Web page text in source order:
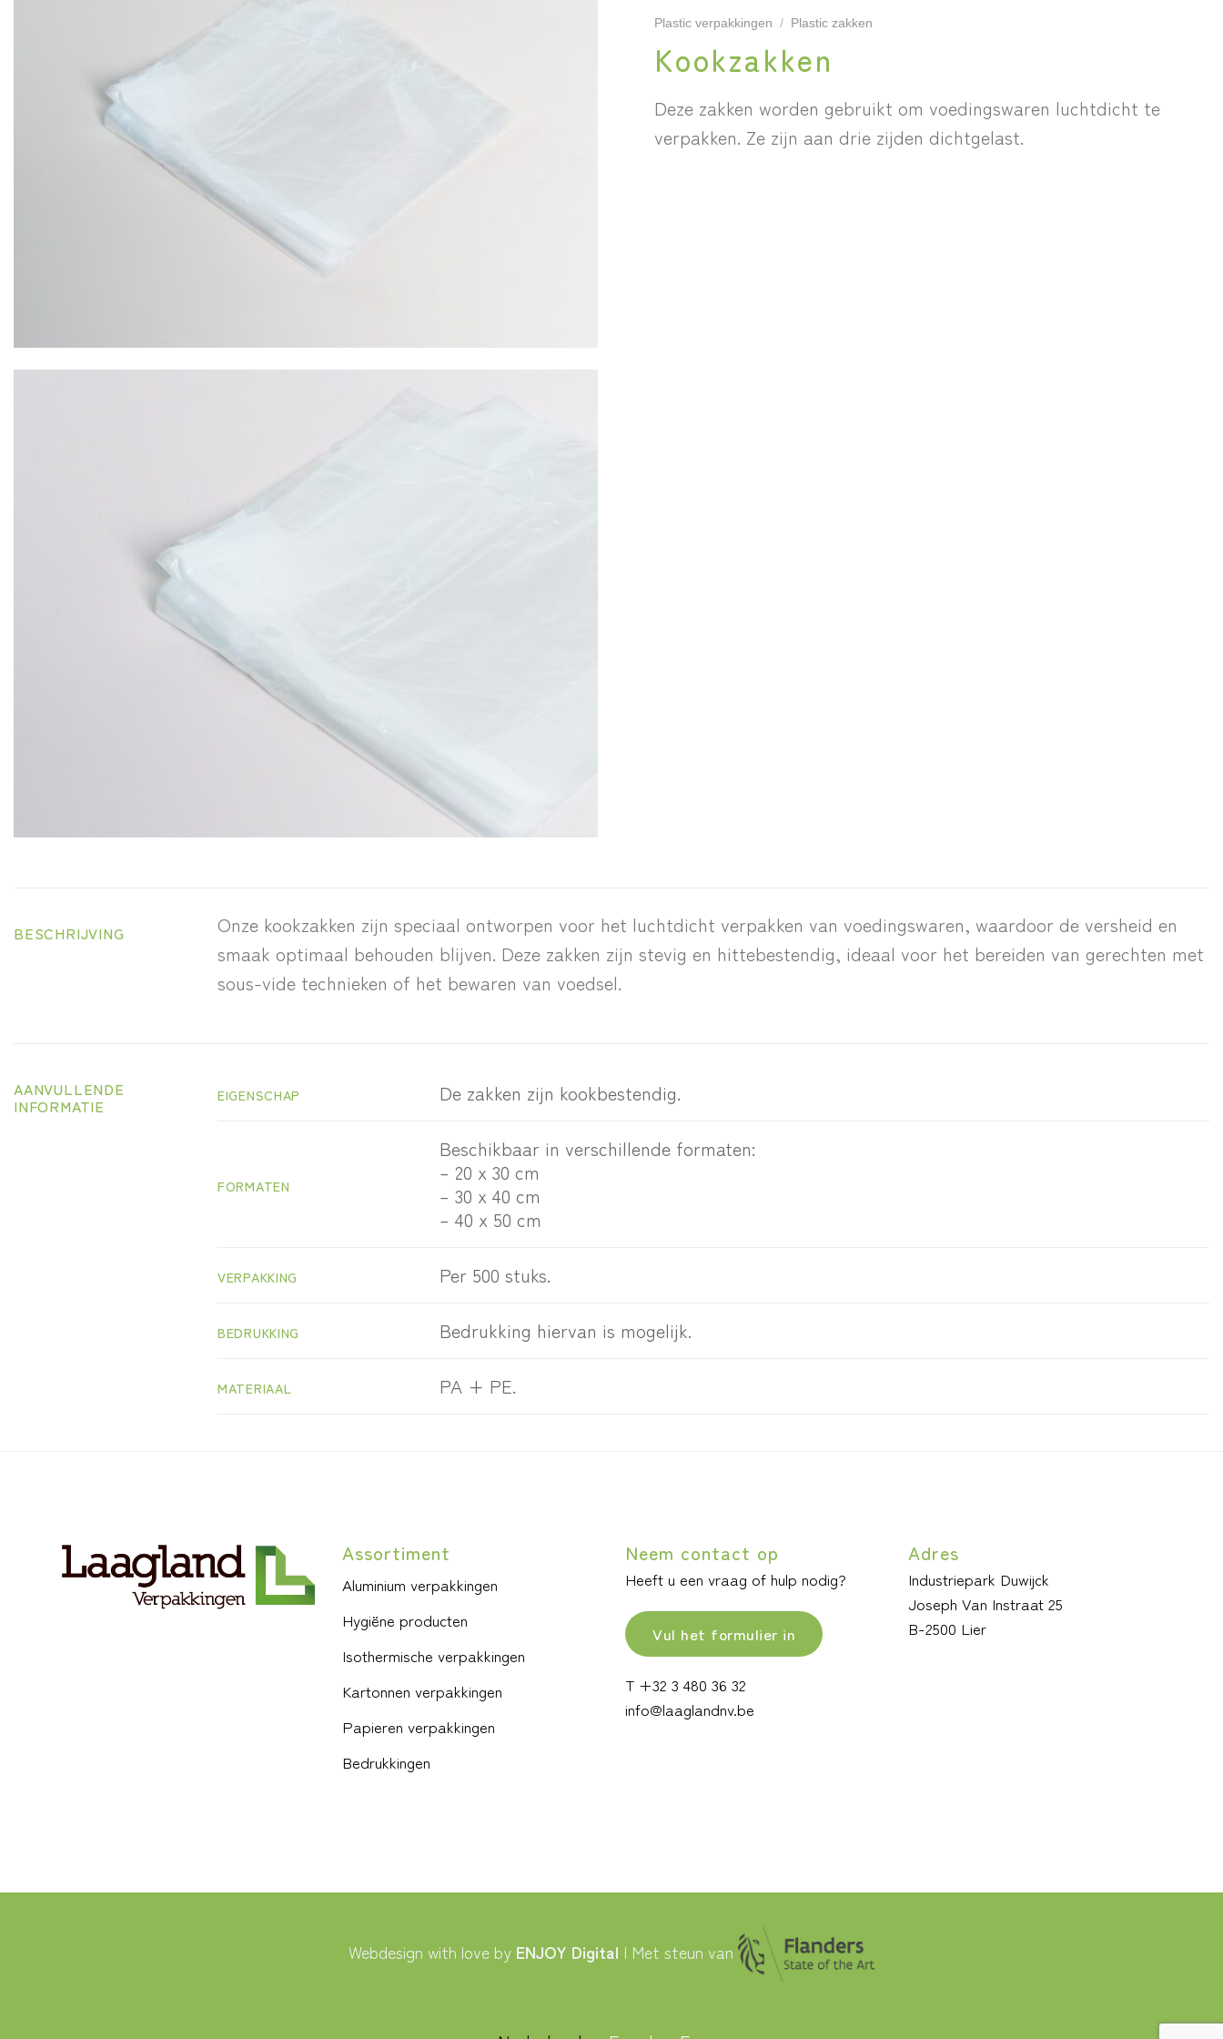
Plastic verpakkingen / Plastic zakken
Kookzakken
Deze zakken worden gebruikt om voedingswaren luchtdicht te
verpakken. Ze zijn aan drie zijden dichtgelast.
BESCHRIJVING
Onze kookzakken zijn speciaal ontworpen voor het luchtdicht verpakken van voedingswaren, waardoor de versheid en
smaak optimaal behouden blijven. Deze zakken zijn stevig en hittebestendig, ideaal voor het bereiden van gerechten met
sous-vide technieken of het bewaren van voedsel.
AANVULLENDE
INFORMATIE
EIGENSCHAP De zakken zijn kookbestendig.
FORMATEN
Beschikbaar in verschillende formaten:
– 20 x 30 cm
– 30 x 40 cm
– 40 x 50 cm
VERPAKKING Per 500 stuks.
BEDRUKKING Bedrukking hiervan is mogelijk.
MATERIAAL PA + PE.
Assortiment
Aluminium verpakkingen
Hygiëne producten
Isothermische verpakkingen
Kartonnen verpakkingen
Papieren verpakkingen
Bedrukkingen
Neem contact op
Heeft u een vraag of hulp nodig?
Vul het formulier in
T +32 3 480 36 32
info@laaglandnv.be
Adres
Industriepark Duwijck
Joseph Van Instraat 25
B-2500 Lier
Webdesign with love by ENJOY Digital | Met steun van